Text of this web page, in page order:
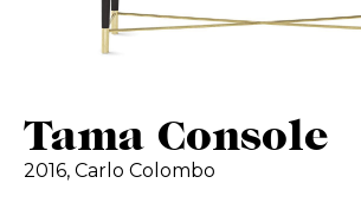
Tama Console
2016, Carlo Colombo